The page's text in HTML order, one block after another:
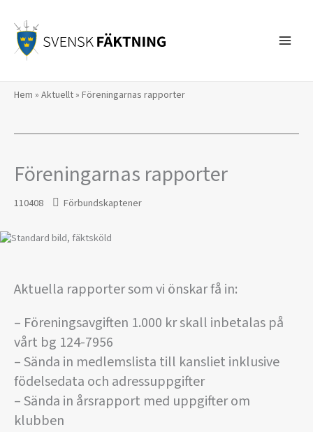
innehåll
Hem » Aktuellt» Föreningarnas rapporter
Föreningarnas rapporter
110408 Förbundskaptener
Aktuella rapporter som vi önskar få in:
– Föreningsavgiften 1.000 kr skall inbetalas på
vårt bg 124-7956
– Sända in medlemslista till kansliet inklusive
födelsedata och adressuppgifter
– Sända in årsrapport med uppgifter om
klubben